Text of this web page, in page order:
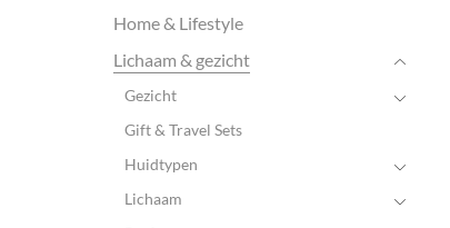
Home & Lifestyle
Lichaam & gezicht
Gezicht
Gift & Travel Sets
Huidtypen
Lichaam